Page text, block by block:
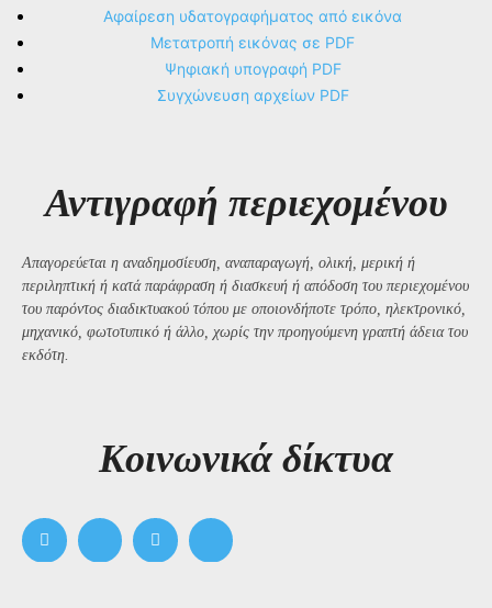
Αφαίρεση υδατογραφήματος από εικόνα
Μετατροπή εικόνας σε PDF
Ψηφιακή υπογραφή PDF
Συγχώνευση αρχείων PDF
Αντιγραφή περιεχομένου
Απαγορεύεται η αναδημοσίευση, αναπαραγωγή, ολική, μερική ή
περιληπτική ή κατά παράφραση ή διασκευή ή απόδοση του περιεχομένου
του παρόντος διαδικτυακού τόπου με οποιονδήποτε τρόπο, ηλεκτρονικό,
μηχανικό, φωτοτυπικό ή άλλο, χωρίς την προηγούμενη γραπτή άδεια του
εκδότη.
Kοινωνικά δίκτυα